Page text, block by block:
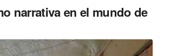
narrativa en el mundo de